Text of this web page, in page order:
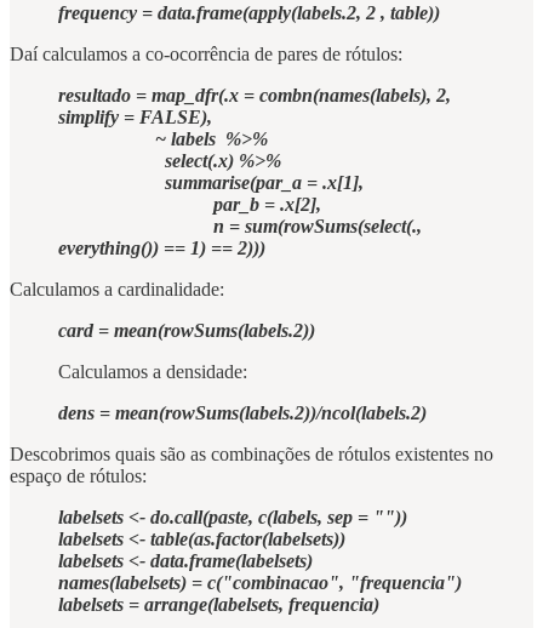
frequency = data.frame(apply(labels.2, 2 , table))
Daí calculamos a co-ocorrência de pares de rótulos:
resultado = map_dfr(.x = combn(names(labels), 2,
simplify = FALSE),
~ labels %>%
select(.x) %>%
summarise(par_a = .x[1],
par_b = .x[2],
n = sum(rowSums(select(.,
everything()) == 1) == 2)))
Calculamos a cardinalidade:
card = mean(rowSums(labels.2))
Calculamos a densidade:
dens = mean(rowSums(labels.2))/ncol(labels.2)
Descobrimos quais são as combinações de rótulos existentes no
espaço de rótulos:
labelsets <- do.call(paste, c(labels, sep = ""))
labelsets <- table(as.factor(labelsets))
labelsets <- data.frame(labelsets)
names(labelsets) = c("combinacao", "frequencia")
labelsets = arrange(labelsets, frequencia)